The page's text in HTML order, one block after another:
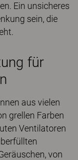
Ein unsicheres
sein, die
für
aus vielen
grellen Farben
Ventilatoren
von